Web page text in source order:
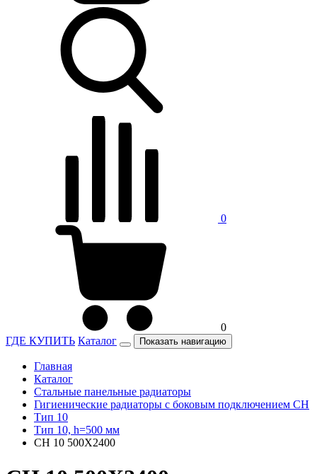
0
0
ГДЕ КУПИТЬ Каталог Показать навигацию
Главная
Каталог
Стальные панельные радиаторы
Гигиенические радиаторы c боковым подключением CH
Тип 10
Тип 10, h=500 мм
CH 10 500X2400